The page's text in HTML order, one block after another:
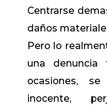
Centrarse
daños
Pero lo
una denuncia
ocasiones,
inocente,